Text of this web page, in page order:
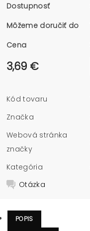
Dostupnosť
Môžeme doručiť do
Cena
3,69 €
Kód tovaru
Značka
Webová stránka
značky
Kategória
Otázka
POPIS